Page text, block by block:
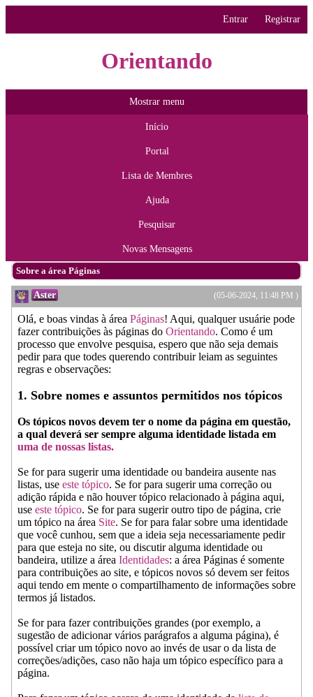
Entrar Registrar
Orientando
Mostrar menu
Início
Portal
Lista de Membres
Ajuda
Pesquisar
Novas Mensagens
Sobre a área Páginas
(05-06-2024, 11:48 PM )
Aster
Olá, e boas vindas à área Páginas! Aqui, qualquer usuárie pode
fazer contribuições às páginas do Orientando. Como é um
processo que envolve pesquisa, espero que não seja demais
pedir para que todes querendo contribuir leiam as seguintes
regras e observações:
1. Sobre nomes e assuntos permitidos nos tópicos
Os tópicos novos devem ter o nome da página em questão,
a qual deverá ser sempre alguma identidade listada em
uma de nossas listas.
Se for para sugerir uma identidade ou bandeira ausente nas
listas, use este tópico. Se for para sugerir uma correção ou
adição rápida e não houver tópico relacionado à página aqui,
use este tópico. Se for para sugerir outro tipo de página, crie
um tópico na área Site. Se for para falar sobre uma identidade
que você cunhou, sem que a ideia seja necessariamente pedir
para que esteja no site, ou discutir alguma identidade ou
bandeira, utilize a área Identidades: a área Páginas é somente
para contribuições ao site, e tópicos novos só devem ser feitos
aqui tendo em mente o compartilhamento de informações sobre
termos já listados.
Se for para fazer contribuições grandes (por exemplo, a
sugestão de adicionar vários parágrafos a alguma página), é
possível criar um tópico novo ao invés de usar o da lista de
correções/adições, caso não haja um tópico específico para a
página.